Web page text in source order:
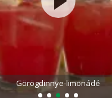
Görögdinnye-limonádé